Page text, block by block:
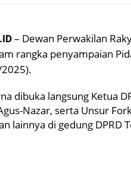
– Dewan Perwakilan
rangka penyampaian
dibuka langsung Ketua
Nazar, serta Unsur
lainnya di gedung DPRD